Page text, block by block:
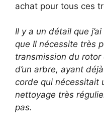
achat pour tous ces
Il y a un détail que
que Il nécessite très
transmission du
d’un arbre, ayant
corde qui nécessitait
nettoyage très
pas.